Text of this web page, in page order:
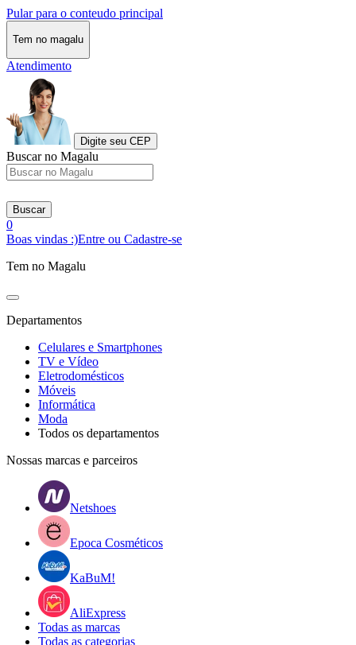
Pular para o conteudo principal
Tem no magalu
Atendimento
Digite seu CEP
Buscar no Magalu
Buscar
0
Boas vindas :)Entre ou Cadastre-se
Tem no Magalu
Departamentos
Celulares e Smartphones
TV e Vídeo
Eletrodomésticos
Móveis
Informática
Moda
Todos os departamentos
Nossas marcas e parceiros
Netshoes
Epoca Cosméticos
KaBuM!
AliExpress
Todas as marcas
Todas as categorias